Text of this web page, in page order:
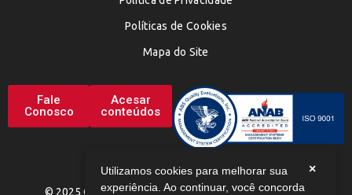
Políticas de Cookies
Mapa do Site
Fale
Conosco
Acesar
conteúdos
© 2025 CHEMAX. TODOS OS DIREITOS RESERVADOS
×
Utilizamos cookies para melhorar sua
experiência. Ao continuar, você concorda